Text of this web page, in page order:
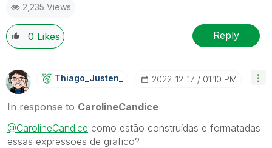
2,235 Views
0 Likes Reply
Thiago_Justen_ ‎2022-12-17 01:10 PM
In response to CarolineCandice
@CarolineCandice como estão construídas e formatadas
essas expressões de grafico?